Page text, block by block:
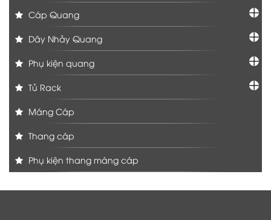
Cáp Quang
Dây Nhảy Quang
Phụ kiện quang
Tủ Rack
Máng Cáp
Thang cáp
Phụ kiện thang máng cáp